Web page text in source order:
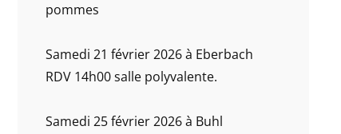
pommes
Samedi 21 février 2026 à Eberbach
RDV 14h00 salle polyvalente.
Samedi 25 février 2026 à Buhl